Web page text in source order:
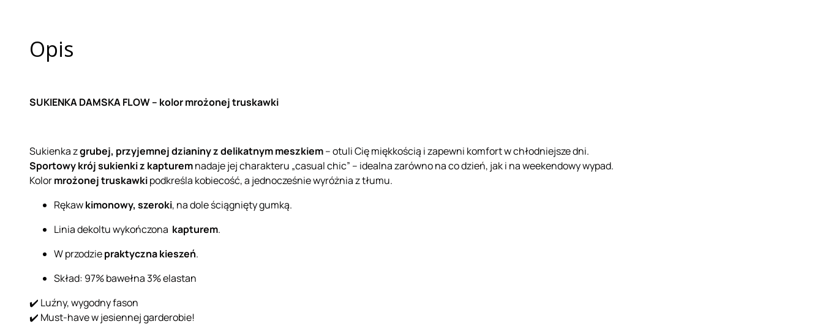
Opis
SUKIENKA DAMSKA FLOW – kolor mrożonej truskawki
Sukienka zgrubej, przyjemnej dzianiny z delikatnym meszkiem– otuli Cię miękkością i zapewni komfort w chłodniejsze dni.
Sportowy krój sukienki z kapturemnadaje jej charakteru „casual chic” – idealna zarówno na co dzień, jak i na weekendowy wypad.
Kolormrożonej truskawkipodkreśla kobiecość, a jednocześnie wyróżnia z tłumu.
Rękawkimonowy, szeroki, na dole ściągnięty gumką.
Linia dekoltu wykończona kapturem.
W przodziepraktyczna kieszeń.
Skład: 97% bawełna 3% elastan
✔️ Luźny, wygodny fason
✔️ Must-have w jesiennej garderobie!